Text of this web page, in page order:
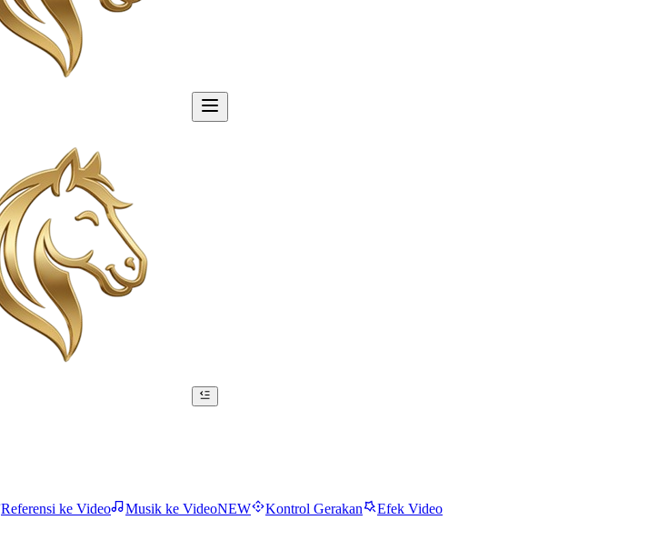
Referensi ke Video Musik ke VideoNEW Kontrol Gerakan Efek Video